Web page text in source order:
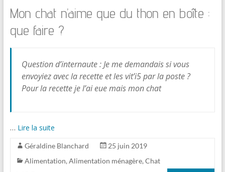
Mon chat n’aime que du thon en boîte :
que faire ?
Question d’internaute : Je me demandais si vous
envoyiez avec la recette et les vit’i5 par la poste ?
Pour la recette je l’ai eue mais mon chat
… Lire la suite
Géraldine Blanchard
25 juin 2019
Alimentation, Alimentation ménagère, Chat